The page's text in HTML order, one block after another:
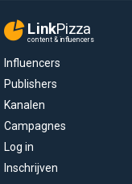
LinkPizza
content & influencers
Influencers
Publishers
Kanalen
Campagnes
Log in
Inschrijven